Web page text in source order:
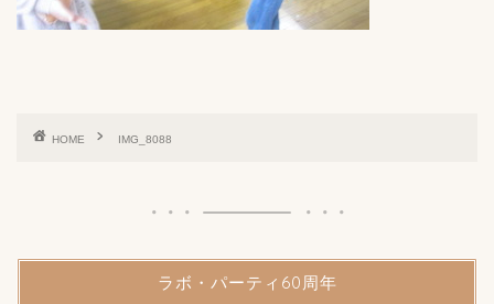
HOME IMG_8088
ラボ・パーティ60周年